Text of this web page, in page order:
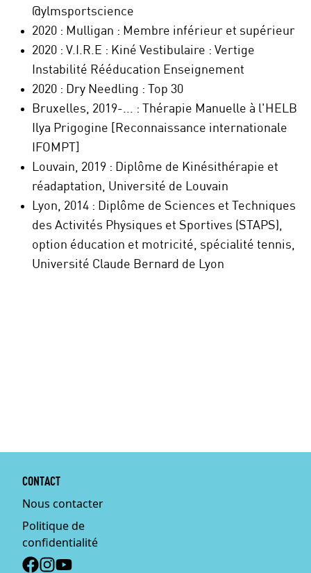
@ylmsportscience
2020 : Mulligan : Membre inférieur et supérieur
2020 : V.I.R.E : Kiné Vestibulaire : Vertige
Instabilité Rééducation Enseignement
2020 : Dry Needling : Top 30
Bruxelles, 2019-... : Thérapie Manuelle à l'HELB
Ilya Prigogine [Reconnaissance internationale
IFOMPT]
Louvain, 2019 : Diplôme de Kinésithérapie et
réadaptation, Université de Louvain
Lyon, 2014 : Diplôme de Sciences et Techniques
des Activités Physiques et Sportives (STAPS),
option éducation et motricité, spécialité tennis,
Université Claude Bernard de Lyon
CONTACT
Nous contacter
Politique de
confidentialité
Social